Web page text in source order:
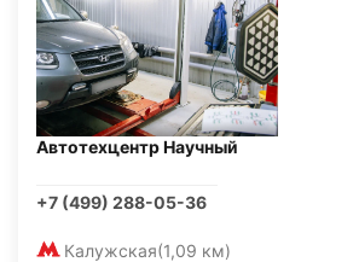
Автотехцентр Научный
+7 (499) 288-05-36
Калужская(1,09 км)